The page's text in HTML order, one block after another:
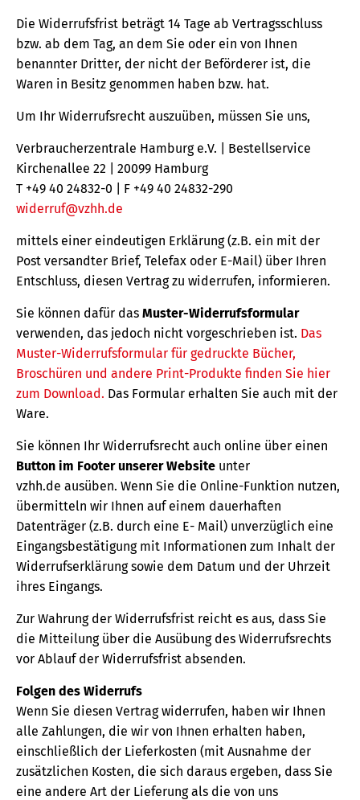
Die Widerrufsfrist beträgt 14 Tage ab Vertragsschluss
bzw. ab dem Tag, an dem Sie oder ein von Ihnen
benannter Dritter, der nicht der Beförderer ist, die
Waren in Besitz genommen haben bzw. hat.
Um Ihr Widerrufsrecht auszuüben, müssen Sie uns,
Verbraucherzentrale Hamburg e.V. | Bestellservice
Kirchenallee 22 | 20099 Hamburg
T +49 40 24832-0 | F +49 40 24832-290
widerruf@vzhh.de
mittels einer eindeutigen Erklärung (z.B. ein mit der
Post versandter Brief, Telefax oder E-Mail) über Ihren
Entschluss, diesen Vertrag zu widerrufen, informieren.
Sie können dafür das Muster-Widerrufsformular
verwenden, das jedoch nicht vorgeschrieben ist. Das
Muster-Widerrufsformular für gedruckte Bücher,
Broschüren und andere Print-Produkte finden Sie hier
zum Download. Das Formular erhalten Sie auch mit der
Ware.
Sie können Ihr Widerrufsrecht auch online über einen
Button im Footer unserer Website unter
vzhh.de ausüben. Wenn Sie die Online-Funktion nutzen,
übermitteln wir Ihnen auf einem dauerhaften
Datenträger (z.B. durch eine E- Mail) unverzüglich eine
Eingangsbestätigung mit Informationen zum Inhalt der
Widerrufserklärung sowie dem Datum und der Uhrzeit
ihres Eingangs.
Zur Wahrung der Widerrufsfrist reicht es aus, dass Sie
die Mitteilung über die Ausübung des Widerrufsrechts
vor Ablauf der Widerrufsfrist absenden.
Folgen des Widerrufs
Wenn Sie diesen Vertrag widerrufen, haben wir Ihnen
alle Zahlungen, die wir von Ihnen erhalten haben,
einschließlich der Lieferkosten (mit Ausnahme der
zusätzlichen Kosten, die sich daraus ergeben, dass Sie
eine andere Art der Lieferung als die von uns